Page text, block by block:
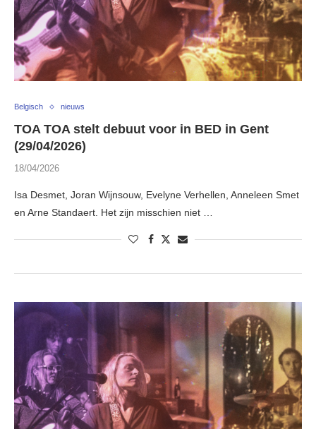
Belgisch nieuws
TOA TOA stelt debuut voor in BED in Gent
(29/04/2026)
18/04/2026
Isa Desmet, Joran Wijnsouw, Evelyne Verhellen, Anneleen Smet
en Arne Standaert. Het zijn misschien niet …